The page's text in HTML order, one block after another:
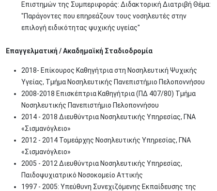
Επιστημών της Συμπεριφοράς: Διδακτορική Διατριβή Θέμα:
"Παράγοντες που επηρεάζουν τους νοσηλευτές στην
επιλογή ειδικότητας ψυχικής υγείας"
Επαγγελματική / Ακαδημαϊκή Σταδιοδρομία
2018- Επίκουρος Καθηγήτρια στη Νοσηλευτική Ψυχικής
Υγείας, Τμήμα Νοσηλευτικής Πανεπιστήμιο Πελοποννήσου
2008-2018 Επισκέπτρια Καθηγήτρια (ΠΔ 407/80) Τμήμα
Νοσηλευτικής Πανεπιστήμιο Πελοποννήσου
2014 - 2018 Διευθύντρια Νοσηλευτικής Υπηρεσίας, ΓΝΑ
«Σισμανόγλειο»
2012 - 2014 Τομεάρχης Νοσηλευτικής Υπηρεσίας, ΓΝΑ
«Σισμανόγλειο»
2005 - 2012 Διευθύντρια Νοσηλευτικής Υπηρεσίας,
Παιδοψυχιατρικό Νοσοκομείο Αττικής
1997 - 2005: Υπεύθυνη Συνεχιζόμενης Εκπαίδευσης της